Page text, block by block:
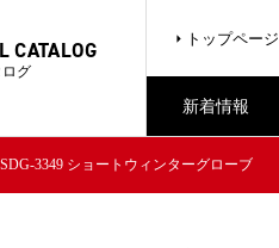
CATALOG
グ
トップページ
新着情報
SDG-3349 ショートウィンターグローブ